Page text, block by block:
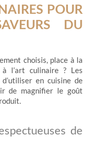
POUR
DU
choisis, place à la
l’art culinaire ? Les
en cuisine de
de magnifier le goût
de